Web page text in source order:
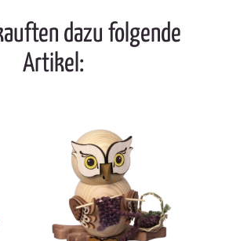
dazu folgende
Artikel: